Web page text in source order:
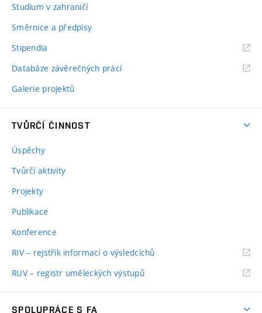
Studium v zahraničí
Směrnice a předpisy
Stipendia
Databáze závěrečných prácí
Galerie projektů
TVŮRČÍ ČINNOST
Úspěchy
Tvůrčí aktivity
Projekty
Publikace
Konference
RIV – rejstřík informací o výsledcíchů
RUV – registr uměleckých výstupů
SPOLUPRÁCE S FA